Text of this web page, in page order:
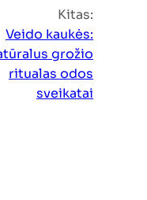
Kitas:
Veido kaukės:
grožio
ritualas odos
sveikatai